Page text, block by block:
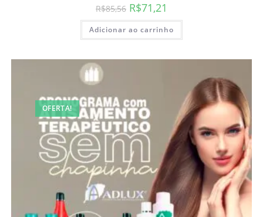
R$85,56 R$71,21
Adicionar ao carrinho
OFERTA!